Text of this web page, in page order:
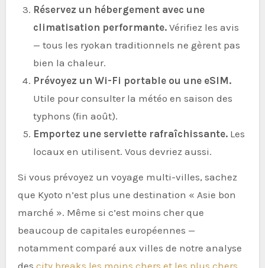
Réservez un hébergement avec une
climatisation performante.Vérifiez les avis
— tous les ryokan traditionnels ne gèrent pas
bien la chaleur.
Prévoyez un Wi-Fi portable ou une eSIM.
Utile pour consulter la météo en saison des
typhons (fin août).
Emportez une serviette rafraîchissante.Les
locaux en utilisent. Vous devriez aussi.
Si vous prévoyez un voyage multi-villes, sachez
que Kyoto n’est plus une destination « Asie bon
marché ». Même si c’est moins cher que
beaucoup de capitales européennes —
notamment comparé aux villes de notre analyse